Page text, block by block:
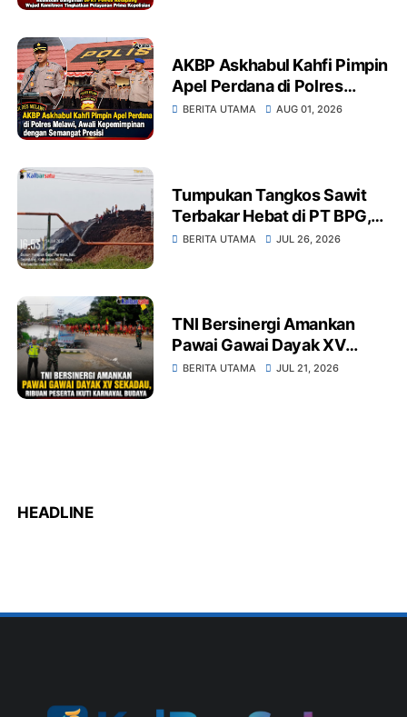
AKBP Askhabul Kahfi Pimpin
Apel Perdana di Polres
Melawi, Awali
BERITA UTAMA AUG 01, 2026
Tumpukan Tangkos Sawit
Terbakar Hebat di PT BPG,
Warga Soroti Dugaan
BERITA UTAMA JUL 26, 2026
TNI Bersinergi Amankan
Pawai Gawai Dayak XV
Sekadau, Ribuan Peserta
BERITA UTAMA JUL 21, 2026
HEADLINE